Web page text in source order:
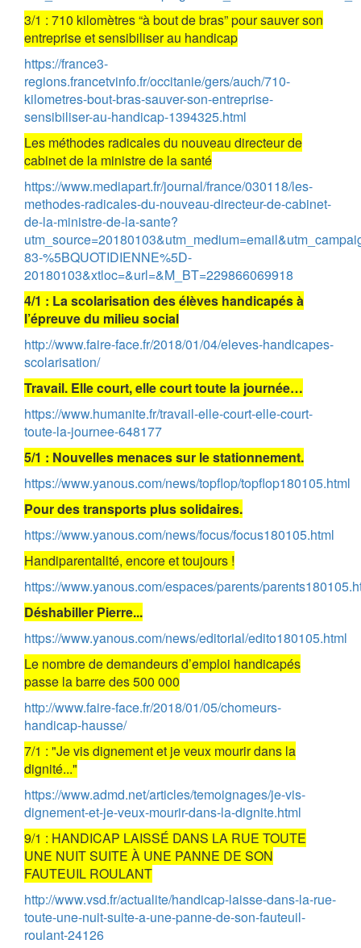
3/1 : 710 kilomètres “à bout de bras” pour sauver son
entreprise et sensibiliser au handicap
https://france3-
regions.francetvinfo.fr/occitanie/gers/auch/710-
kilometres-bout-bras-sauver-son-entreprise-
sensibiliser-au-handicap-1394325.html
Les méthodes radicales du nouveau directeur de
cabinet de la ministre de la santé
https://www.mediapart.fr/journal/france/030118/les-
methodes-radicales-du-nouveau-directeur-de-cabinet-
de-la-ministre-de-la-sante?
83-%5BQUOTIDIENNE%5D-
20180103&xtloc=&url=&M_BT=229866069918
4/1 : La scolarisation des élèves handicapés à
l’épreuve du milieu social
http://www.faire-face.fr/2018/01/04/eleves-handicapes-
scolarisation/
Travail. Elle court, elle court toute la journée…
https://www.humanite.fr/travail-elle-court-elle-court-
toute-la-journee-648177
5/1 : Nouvelles menaces sur le stationnement.
https://www.yanous.com/news/topflop/topflop180105.html
Pour des transports plus solidaires.
https://www.yanous.com/news/focus/focus180105.html
Handiparentalité, encore et toujours !
https://www.yanous.com/espaces/parents/
Déshabiller Pierre...
https://www.yanous.com/news/editorial/edito180105.html
Le nombre de demandeurs d’emploi handicapés
passe la barre des 500 000
http://www.faire-face.fr/2018/01/05/chomeurs-
handicap-hausse/
7/1 : "Je vis dignement et je veux mourir dans la
dignité..."
https://www.admd.net/articles/temoignages/je-vis-
dignement-et-je-veux-mourir-dans-la-dignite.html
9/1 : HANDICAP LAISSÉ DANS LA RUE TOUTE
UNE NUIT SUITE À UNE PANNE DE SON
FAUTEUIL ROULANT
http://www.vsd.fr/actualite/handicap-laisse-dans-la-rue-
toute-une-nuit-suite-a-une-panne-de-son-fauteuil-
roulant-24126